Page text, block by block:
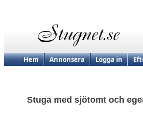
Hem Annonsera Logga in
Stuga med sjötomt och